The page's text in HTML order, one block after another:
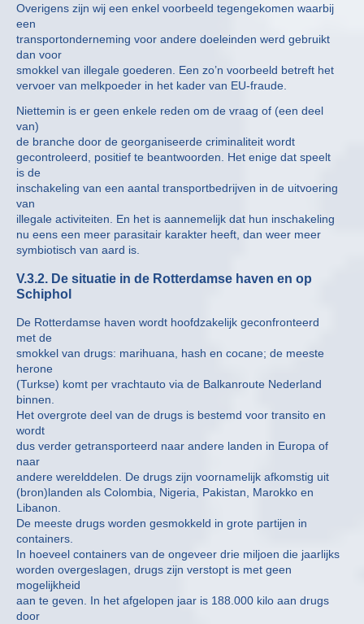
Overigens zijn wij een enkel voorbeeld tegengekomen waarbij
een
transportonderneming voor andere doeleinden werd gebruikt
dan voor
smokkel van illegale goederen. Een zo’n voorbeeld betreft het
vervoer van melkpoeder in het kader van EU-fraude.
Niettemin is er geen enkele reden om de vraag of (een deel
van)
de branche door de georganiseerde criminaliteit wordt
gecontroleerd, positief te beantwoorden. Het enige dat speelt
is de
inschakeling van een aantal transportbedrijven in de uitvoering
van
illegale activiteiten. En het is aannemelijk dat hun inschakeling
nu eens een meer parasitair karakter heeft, dan weer meer
symbiotisch van aard is.
V.3.2. De situatie in de Rotterdamse haven en op
Schiphol
De Rotterdamse haven wordt hoofdzakelijk geconfronteerd
met de
smokkel van drugs: marihuana, hash en cocane; de meeste
herone
(Turkse) komt per vrachtauto via de Balkanroute Nederland
binnen.
Het overgrote deel van de drugs is bestemd voor transito en
wordt
dus verder getransporteerd naar andere landen in Europa of
naar
andere werelddelen. De drugs zijn voornamelijk afkomstig uit
(bron)landen als Colombia, Nigeria, Pakistan, Marokko en
Libanon.
De meeste drugs worden gesmokkeld in grote partijen in
containers.
In hoeveel containers van de ongeveer drie miljoen die jaarlijks
worden overgeslagen, drugs zijn verstopt is met geen
mogelijkheid
aan te geven. In het afgelopen jaar is 188.000 kilo aan drugs
door